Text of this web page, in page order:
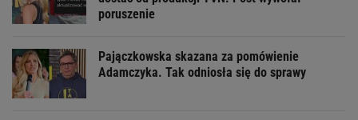
poruszenie
Pajączkowska skazana za pomówienie
Adamczyka. Tak odniosła się do sprawy